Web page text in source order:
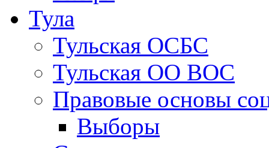
Спорт
Тула
Тульская ОСБС
Тульская ОО ВОС
Правовые основы